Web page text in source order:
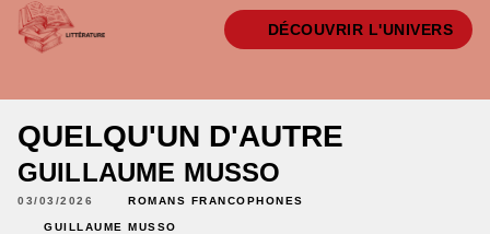
DÉCOUVRIR L'UNIVERS
QUELQU'UN D'AUTRE
GUILLAUME MUSSO
03/03/2026 ROMANS FRANCOPHONES
GUILLAUME MUSSO